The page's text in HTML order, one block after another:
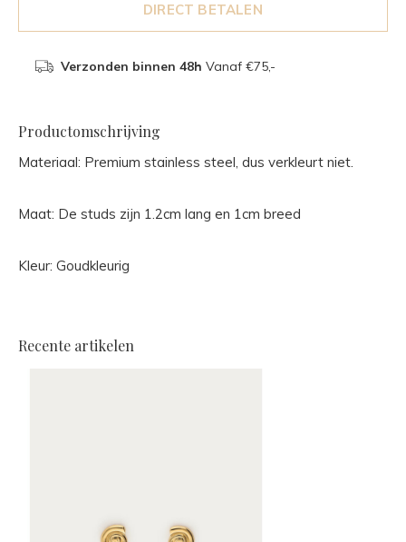
DIRECT BETALEN
Verzonden binnen 48h Vanaf €75,-
Productomschrijving
Materiaal: Premium stainless steel, dus verkleurt niet.
Maat: De studs zijn 1.2cm lang en 1cm breed
Kleur: Goudkleurig
Recente artikelen